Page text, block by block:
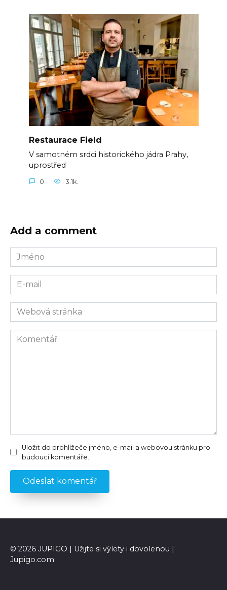
Restaurace Field
V samotném srdci historického jádra Prahy,
uprostřed
0 3.1k.
Add a comment
Jméno
E-
mail
Webová
stránka
Komentář
Uložit do prohlížeče jméno, e-mail a webovou stránku pro
budoucí komentáře.
© 2026 JUPIGO | Užijte si výlety i dovolenou |
Jupigo.com